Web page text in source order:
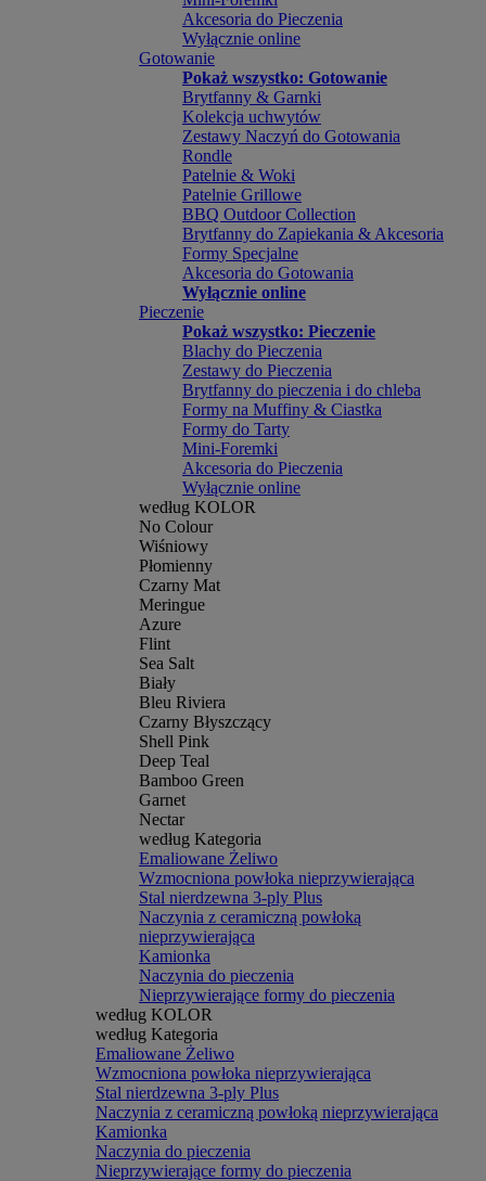
Akcesoria do Pieczenia
Wyłącznie online
Gotowanie
Pokaż wszystko: Gotowanie
Brytfanny & Garnki
Kolekcja uchwytów
Zestawy Naczyń do Gotowania
Rondle
Patelnie & Woki
Patelnie Grillowe
BBQ Outdoor Collection
Brytfanny do Zapiekania & Akcesoria
Formy Specjalne
Akcesoria do Gotowania
Wyłącznie online
Pieczenie
Pokaż wszystko: Pieczenie
Blachy do Pieczenia
Zestawy do Pieczenia
Brytfanny do pieczenia i do chleba
Formy na Muffiny & Ciastka
Formy do Tarty
Mini-Foremki
Akcesoria do Pieczenia
Wyłącznie online
według KOLOR
No Colour
Wiśniowy
Płomienny
Czarny Mat
Meringue
Azure
Flint
Sea Salt
Biały
Bleu Riviera
Czarny Błyszczący
Shell Pink
Deep Teal
Bamboo Green
Garnet
Nectar
według Kategoria
Emaliowane Żeliwo
Wzmocniona powłoka nieprzywierająca
Stal nierdzewna 3-ply Plus
Naczynia z ceramiczną powłoką
nieprzywierająca
Kamionka
Naczynia do pieczenia
Nieprzywierające formy do pieczenia
według KOLOR
według Kategoria
Emaliowane Żeliwo
Wzmocniona powłoka nieprzywierająca
Stal nierdzewna 3-ply Plus
Naczynia z ceramiczną powłoką nieprzywierająca
Kamionka
Naczynia do pieczenia
Nieprzywierające formy do pieczenia